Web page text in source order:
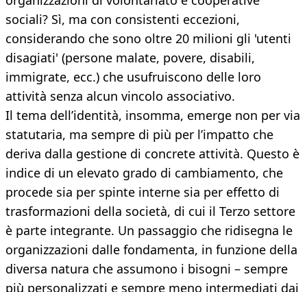
sociali? Sì, ma con consistenti eccezioni,
considerando che sono oltre 20 milioni gli 'utenti
disagiati' (persone malate, povere, disabili,
immigrate, ecc.) che usufruiscono delle loro
attività senza alcun vincolo associativo.
Il tema dell’identità, insomma, emerge non per via
statutaria, ma sempre di più per l’impatto che
deriva dalla gestione di concrete attività. Questo è
indice di un elevato grado di cambiamento, che
procede sia per spinte interne sia per effetto di
trasformazioni della società, di cui il Terzo settore
è parte integrante. Un passaggio che ridisegna le
organizzazioni dalle fondamenta, in funzione della
diversa natura che assumono i bisogni – sempre
più personalizzati e sempre meno intermediati dai